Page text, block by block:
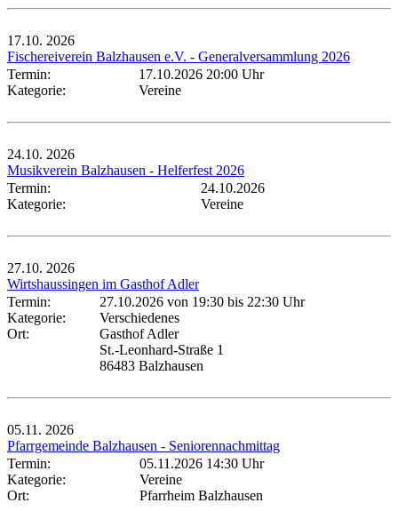
17.10. 2026
Fischereiverein Balzhausen e.V. - Generalversammlung 2026
Termin:
17.10.2026 20:00 Uhr
Kategorie:
Vereine
24.10. 2026
Musikverein Balzhausen - Helferfest 2026
Termin:
24.10.2026
Kategorie:
Vereine
27.10. 2026
Wirtshaussingen im Gasthof Adler
Termin:
27.10.2026 von 19:30 bis 22:30 Uhr
Kategorie:
Verschiedenes
Ort:
Gasthof Adler
St.-Leonhard-Straße 1
86483 Balzhausen
05.11. 2026
Pfarrgemeinde Balzhausen - Seniorennachmittag
Termin:
05.11.2026 14:30 Uhr
Kategorie:
Vereine
Ort:
Pfarrheim Balzhausen